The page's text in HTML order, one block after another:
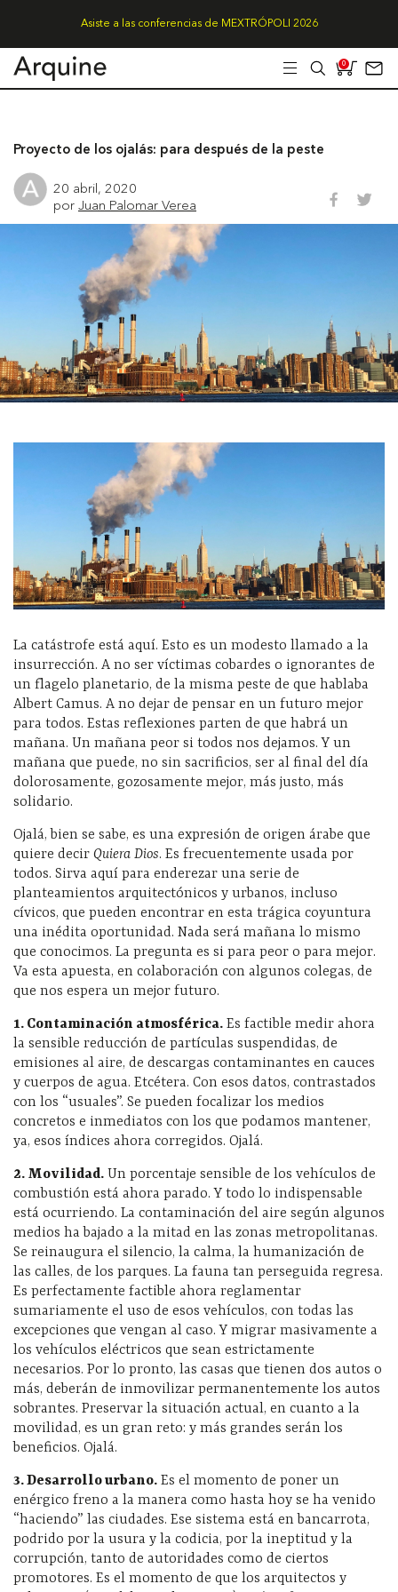
Asiste a las conferencias de MEXTRÓPOLI 2026
0
Proyecto de los ojalás: para después de la peste
20 abril, 2020
por Juan Palomar Verea
La catástrofe está aquí. Esto es un modesto llamado a la
insurrección. A no ser víctimas cobardes o ignorantes de
un flagelo planetario, de la misma peste de que hablaba
Albert Camus. A no dejar de pensar en un futuro mejor
para todos. Estas reflexiones parten de que habrá un
mañana. Un mañana peor si todos nos dejamos. Y un
mañana que puede, no sin sacrificios, ser al final del día
dolorosamente, gozosamente mejor, más justo, más
solidario.
Ojalá, bien se sabe, es una expresión de origen árabe que
quiere decir Quiera Dios. Es frecuentemente usada por
todos. Sirva aquí para enderezar una serie de
planteamientos arquitectónicos y urbanos, incluso
cívicos, que pueden encontrar en esta trágica coyuntura
una inédita oportunidad. Nada será mañana lo mismo
que conocimos. La pregunta es si para peor o para mejor.
Va esta apuesta, en colaboración con algunos colegas, de
que nos espera un mejor futuro.
1. Contaminación atmosférica. Es factible medir ahora
la sensible reducción de partículas suspendidas, de
emisiones al aire, de descargas contaminantes en cauces
y cuerpos de agua. Etcétera. Con esos datos, contrastados
con los “usuales”. Se pueden focalizar los medios
concretos e inmediatos con los que podamos mantener,
ya, esos índices ahora corregidos. Ojalá.
2. Movilidad. Un porcentaje sensible de los vehículos de
combustión está ahora parado. Y todo lo indispensable
está ocurriendo. La contaminación del aire según algunos
medios ha bajado a la mitad en las zonas metropolitanas.
Se reinaugura el silencio, la calma, la humanización de
las calles, de los parques. La fauna tan perseguida regresa.
Es perfectamente factible ahora reglamentar
sumariamente el uso de esos vehículos, con todas las
excepciones que vengan al caso. Y migrar masivamente a
los vehículos eléctricos que sean estrictamente
necesarios. Por lo pronto, las casas que tienen dos autos o
más, deberán de inmovilizar permanentemente los autos
sobrantes. Preservar la situación actual, en cuanto a la
movilidad, es un gran reto: y más grandes serán los
beneficios. Ojalá.
3. Desarrollo urbano. Es el momento de poner un
enérgico freno a la manera como hasta hoy se ha venido
“haciendo” las ciudades. Ese sistema está en bancarrota,
podrido por la usura y la codicia, por la ineptitud y la
corrupción, tanto de autoridades como de ciertos
promotores. Es el momento de que los arquitectos y